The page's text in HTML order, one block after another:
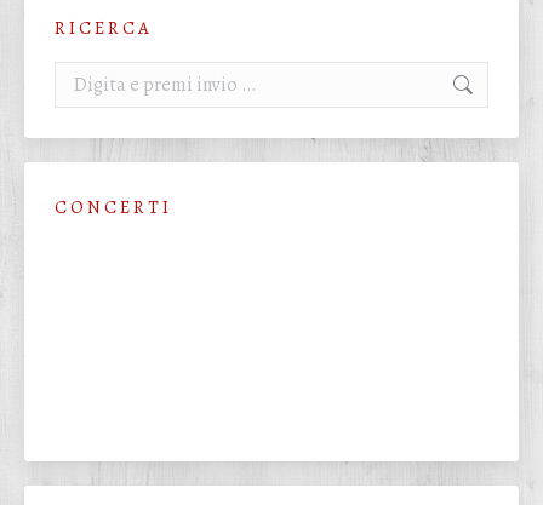
R I C E R C A
Cerca:
C O N C E R T I